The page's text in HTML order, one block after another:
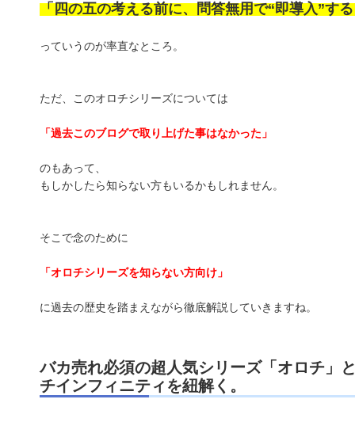
「四の五の考える前に、問答無用で“即導入”す
っていうのが率直なところ。
ただ、このオロチシリーズについては
「過去このブログで取り上げた事はなかった」
のもあって、
もしかしたら知らない方もいるかもしれません。
そこで念のために
「オロチシリーズを知らない方向け」
に過去の歴史を踏まえながら徹底解説していきますね。
バカ売れ必須の超人気シリーズ「オロチ」
チインフィニティを紐解く。